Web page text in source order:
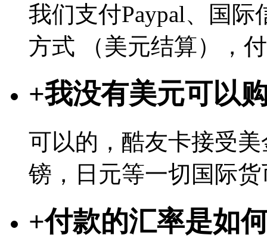
我们支付Paypal、国
方式 （美元结算），
+我没有美元可以
可以的，酷友卡接受
镑，日元等一切国际
+付款的汇率是如